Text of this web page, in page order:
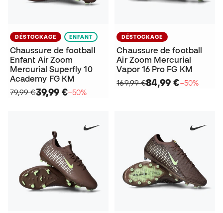
DÉSTOCKAGE ENFANT
Chaussure de football
Enfant Air Zoom
Mercurial Superfly 10
Academy FG KM
79,99 €39,99 €−50%
DÉSTOCKAGE
Chaussure de football
Air Zoom Mercurial
Vapor 16 Pro FG KM
169,99 €84,99 €−50%